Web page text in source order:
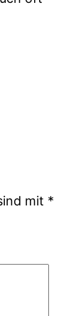
mit *